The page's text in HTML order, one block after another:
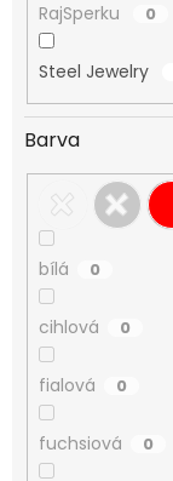
RajSperku 0
Steel Jewelry
Barva
bílá 0
cihlová 0
fialová 0
fuchsiová 0